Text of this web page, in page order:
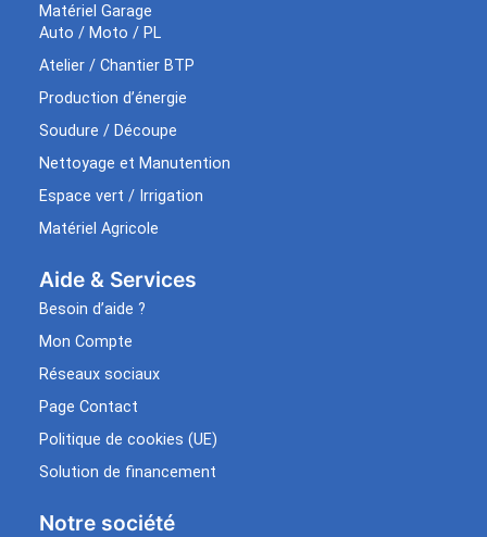
Matériel Garage
Auto / Moto / PL
Atelier / Chantier BTP
Production d’énergie
Soudure / Découpe
Nettoyage et Manutention
Espace vert / Irrigation
Matériel Agricole
Aide & Services​
Besoin d’aide ?
Mon Compte
Réseaux sociaux
Page Contact
Politique de cookies (UE)
Solution de financement
Notre société